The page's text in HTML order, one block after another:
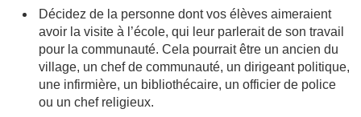
Décidez de la personne dont vos élèves aimeraient
avoir la visite à l’école, qui leur parlerait de son travail
pour la communauté. Cela pourrait être un ancien du
village, un chef de communauté, un dirigeant politique,
une infirmière, un bibliothécaire, un officier de police
ou un chef religieux.